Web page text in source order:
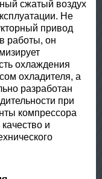
сжатый воздух
Не
привод
работы, он
охлаждения
охладителя, а
разработан
при
компрессора
и